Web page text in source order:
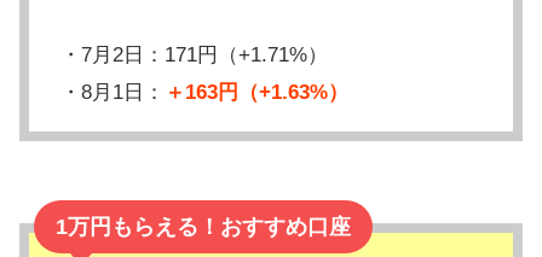
・7月2日：171円（+1.71%）
・8月1日： ＋163円（+1.63%）
1万円もらえる！おすすめ口座